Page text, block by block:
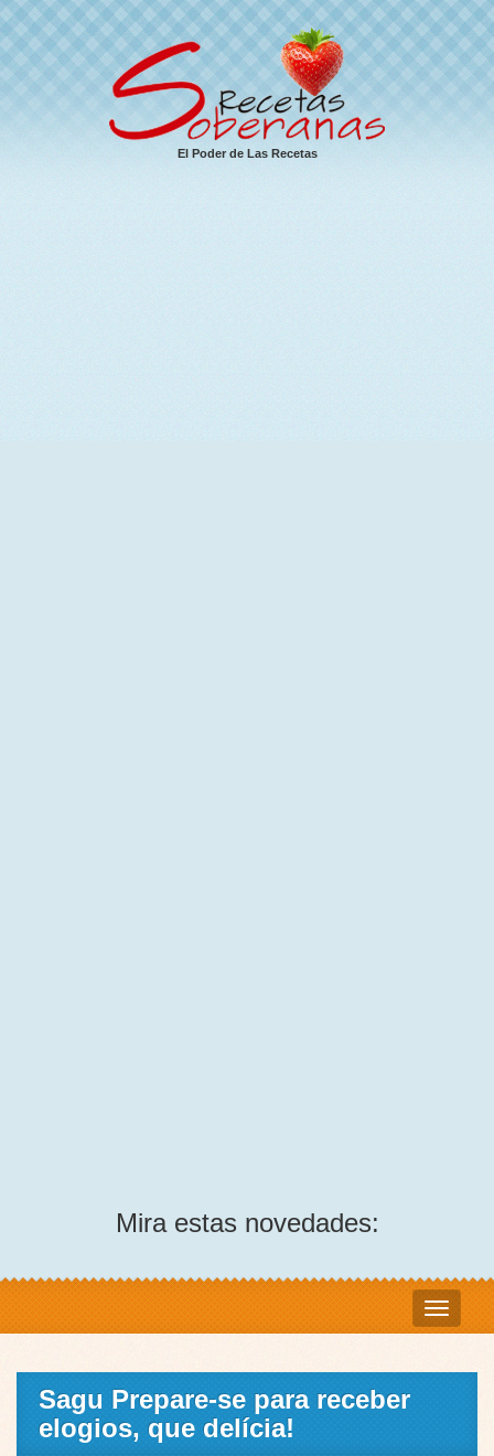
El Poder de Las Recetas
Mira estas novedades:
Sagu Prepare-se para receber
elogios, que delícia!